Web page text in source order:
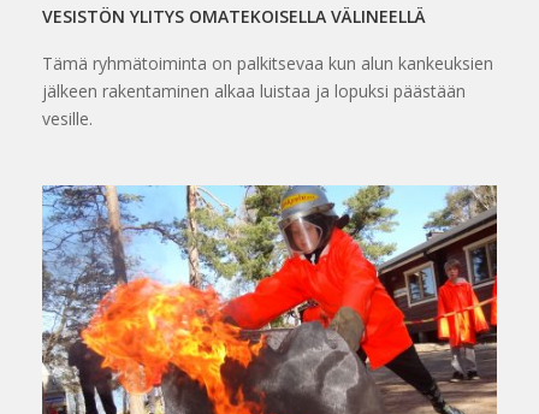
VESISTÖN YLITYS OMATEKOISELLA VÄLINEELLÄ
Tämä ryhmätoiminta on palkitsevaa kun alun kankeuksien
jälkeen rakentaminen alkaa luistaa ja lopuksi päästään
vesille.